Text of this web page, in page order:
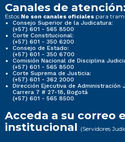
Canales de atención:
Estos No son canales oficiales para
Consejo Superior de la Judicatura:
(+57) 601 - 565 8500
Corte Constitucional:
(+57) 601 - 350 6200
Consejo de Estado:
(+57) 601 - 350 6700
Comisión Nacional de Disciplina
(+57) 601 - 565 8500
Corte Suprema de Justicia:
(+57) 601 - 362 2000
Dirección Ejecutiva de Administración
Carrera 7 # 27-18, Bogotá
(+57) 601 - 565 8500
Acceda a su correo
institucional (Servidores